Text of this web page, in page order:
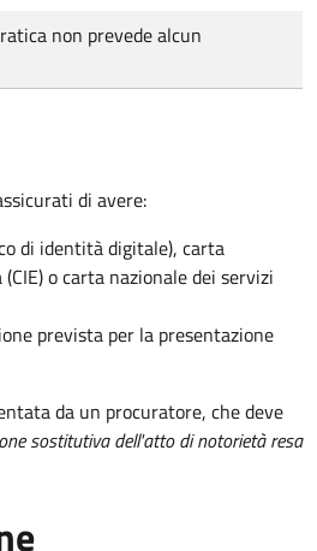
non prevede alcun
di avere:
di identità digitale), carta
o carta nazionale dei servizi
prevista per la presentazione
da un procuratore, che deve
sostitutiva dell'atto di notorietà resa